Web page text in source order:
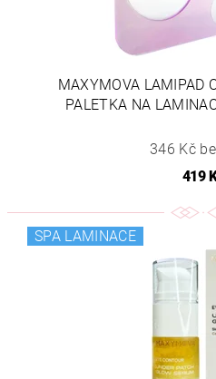
MAXYMOVA LAMIPAD
PALETKA NA
346 Kč
419
SPA LAMINACE